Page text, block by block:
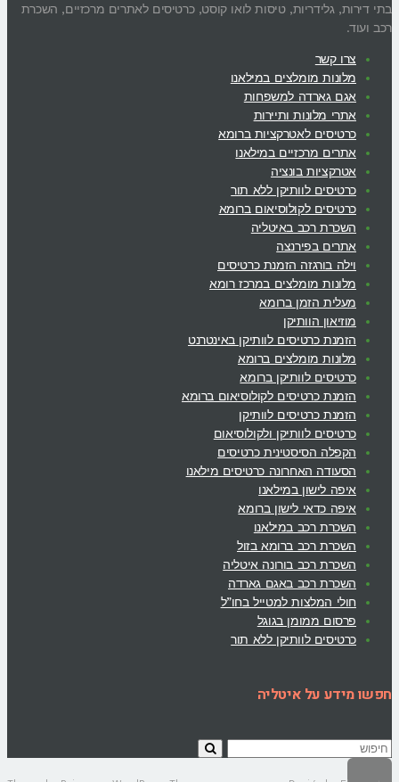
בתי דירות, גלידריות, טיסות לואו קוסט, כרטיסים לאתרים מרכזיים, השכרת
רכב ועוד.
צרו קשר
מלונות מומלצים במילאנו
אגם גארדה למשפחות
אתרי מלונות ותיירות
כרטיסים לאטרקציות ברומא
אתרים מרכזיים במילאנו
אטרקציות בונציה
כרטיסים לוותיקן ללא תור
כרטיסים לקולוסיאום ברומא
השכרת רכב באיטליה
אתרים בפירנצה
וילה בורגזה הזמנת כרטיסים
מלונות מומלצים במרכז רומא
מעלית הזמן ברומא
מוזיאון הוותיקן
הזמנת כרטיסים לוותיקן באינטרנט
מלונות מומלצים ברומא
כרטיסים לוותיקן ברומא
הזמנת כרטיסים לקולוסיאום ברומא
הזמנת כרטיסים לוותיקן
כרטיסים לוותיקן ולקולוסיאום
הקפלה הסיסטינית כרטיסים
הסעודה האחרונה כרטיסים מילאנו
איפה לישון במילאנו
איפה כדאי לישון ברומא
השכרת רכב במילאנו
השכרת רכב ברומא בזול
השכרת רכב בורונה איטליה
השכרת רכב באגם גארדה
חולי המלצות למטייל בחו”ל
פרסום ממומן בגוגל
כרטיסים לוותיקן ללא תור
חפשו מידע על איטליה